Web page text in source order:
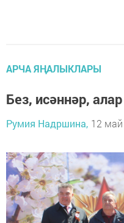
АРЧА ЯҢАЛЫКЛАРЫ
Без, исәннәр,
Румия Надршина, 12 май